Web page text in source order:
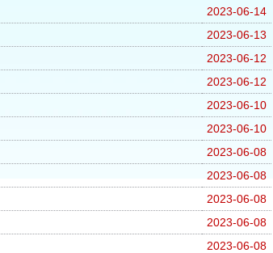
2023-06-14
2023-06-13
2023-06-12
2023-06-12
2023-06-10
2023-06-10
2023-06-08
2023-06-08
2023-06-08
2023-06-08
2023-06-08